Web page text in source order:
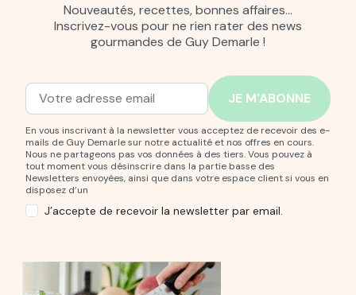
Nouveautés, recettes, bonnes affaires…
Inscrivez-vous pour ne rien rater des news
gourmandes de Guy Demarle !
Adresse mail
Entrez votre adresse mail pour vous abonner à notre
En vous inscrivant à la newsletter vous acceptez de recevoir des e-
mails de Guy Demarle sur notre actualité et nos offres en cours.
Nous ne partageons pas vos données à des tiers. Vous pouvez à
tout moment vous désinscrire dans la partie basse des
Newsletters envoyées, ainsi que dans votre espace client si vous en
disposez d’un
J’accepte de recevoir la newsletter par email.